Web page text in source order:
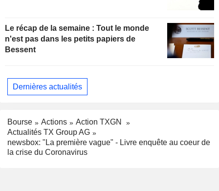
Le récap de la semaine : Tout le monde
n'est pas dans les petits papiers de
Bessent
Dernières actualités
Bourse Actions
Action TXGN
Actualités TX Group AG
newsbox: "La première vague" - Livre enquête au coeur de
la crise du Coronavirus